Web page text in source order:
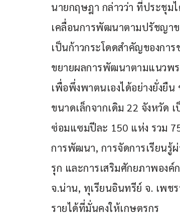
นายกฤษฎา กล่าวว่า ที่ประชุ
เคลื่อนการพัฒนาตามปรัชญา
เป็นก้าวกระโดดสำคัญของก
ขยายผลการพัฒนาตามแนวพ
เพื่อพึ่งพาตนเองได้อย่างยั่งยื
ขนาดเล็กจากเดิม 22 จังหวัด
ซ่อมแซมปีละ 150 แห่ง รวม
การพัฒนา, การจัดการเรียนรู้
รุก และการเสริมศักยภาพอง
จ.น่าน, ทุเรียนอินทรีย์ จ. เพ
รายได้ที่มั่นคงให้เกษตรกร